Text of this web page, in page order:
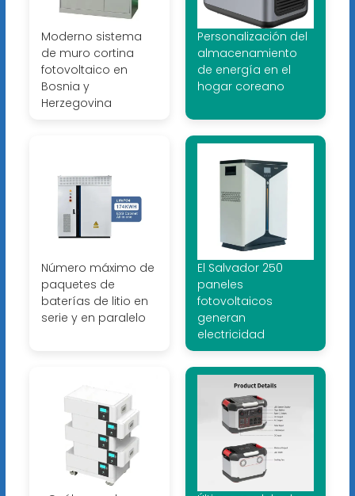
Moderno sistema
de muro cortina
fotovoltaico en
Bosnia y
Herzegovina
Personalización del
almacenamiento
de energía en el
hogar coreano
Número máximo de
paquetes de
baterías de litio en
serie y en paralelo
El Salvador 250
paneles
fotovoltaicos
generan
electricidad